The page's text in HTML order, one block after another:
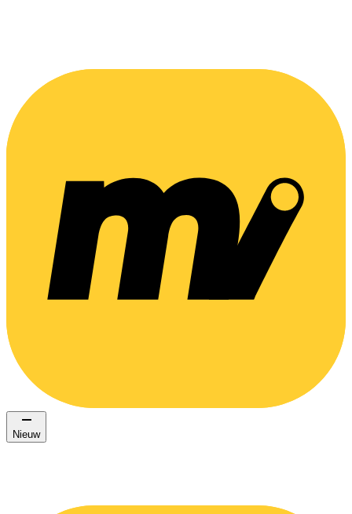
Nieuw